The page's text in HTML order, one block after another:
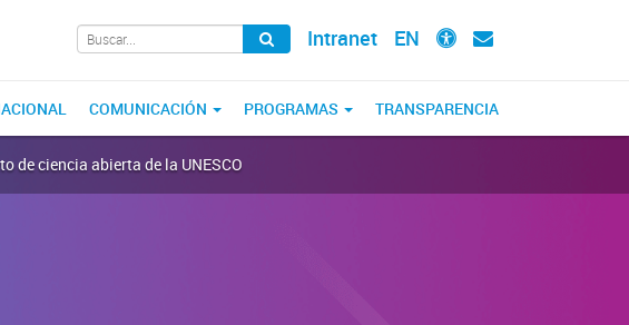
Intranet EN
COMUNICACIÓN PROGRAMAS TRANSPARENCIA
de ciencia abierta de la UNESCO